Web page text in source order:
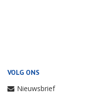
VOLG ONS
Nieuwsbrief